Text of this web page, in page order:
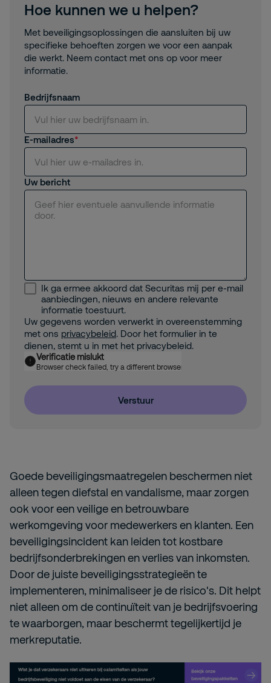
Goede beveiligingsmaatregelen beschermen niet
alleen tegen diefstal en vandalisme, maar zorgen
ook voor een veilige en betrouwbare
werkomgeving voor medewerkers en klanten. Een
beveiligingsincident kan leiden tot kostbare
bedrijfsonderbrekingen en verlies van inkomsten.
Door de juiste beveiligingsstrategieën te
implementeren, minimaliseer je de risico's. Dit helpt
niet alleen om de continuïteit van je bedrijfsvoering
te waarborgen, maar beschermt tegelijkertijd je
merkreputatie.
Hoe kunnen we u helpen?
Met beveiligingsoplossingen die aansluiten bij uw
specifieke behoeften zorgen we voor een aanpak
die werkt. Neem contact met ons op voor meer
informatie.
Bedrijfsnaam
E-mailadres
Uw bericht
Ik ga ermee akkoord dat Securitas mij per e-mail
aanbiedingen, nieuws en andere relevante
informatie toestuurt.
Uw gegevens worden verwerkt in overeenstemming
met ons privacybeleid. Door het formulier in te
dienen, stemt u in met het privacybeleid.
Verificatie mislukt
Browser check failed, try a different browser
Verstuur